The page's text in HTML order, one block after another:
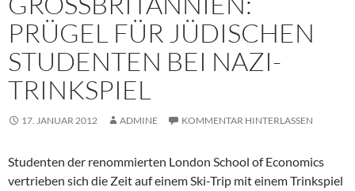
RÜGEL FÜR JÜDISCHEN S
TUDENTEN BEI NAZI-T
RINKSPIEL
17. JANUAR 2012 ADMINE KOMMENTAR HINTERLASSEN
Studenten der renommierten London School of Economics
vertrieben sich die Zeit auf einem Ski-Trip mit einem Trinkspiel